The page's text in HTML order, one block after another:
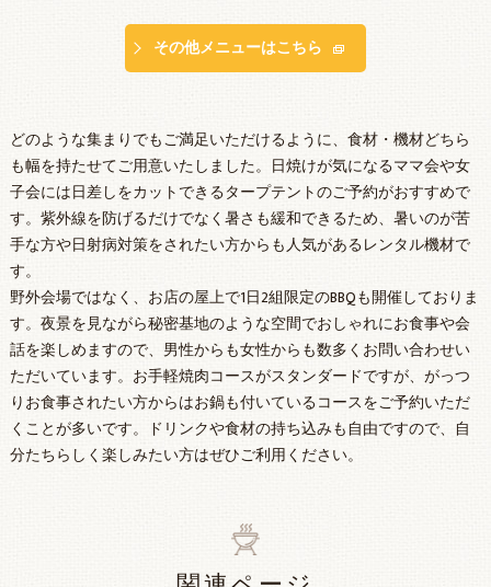
その他メニューはこちら
どのような集まりでもご満足いただけるように、食材・機材どちら
も幅を持たせてご用意いたしました。日焼けが気になるママ会や女
子会には日差しをカットできるタープテントのご予約がおすすめで
す。紫外線を防げるだけでなく暑さも緩和できるため、暑いのが苦
手な方や日射病対策をされたい方からも人気があるレンタル機材で
す。
野外会場ではなく、お店の屋上で1日2組限定のBBQも開催しておりま
す。夜景を見ながら秘密基地のような空間でおしゃれにお食事や会
話を楽しめますので、男性からも女性からも数多くお問い合わせい
ただいています。お手軽焼肉コースがスタンダードですが、がっつ
りお食事されたい方からはお鍋も付いているコースをご予約いただ
くことが多いです。ドリンクや食材の持ち込みも自由ですので、自
分たちらしく楽しみたい方はぜひご利用ください。